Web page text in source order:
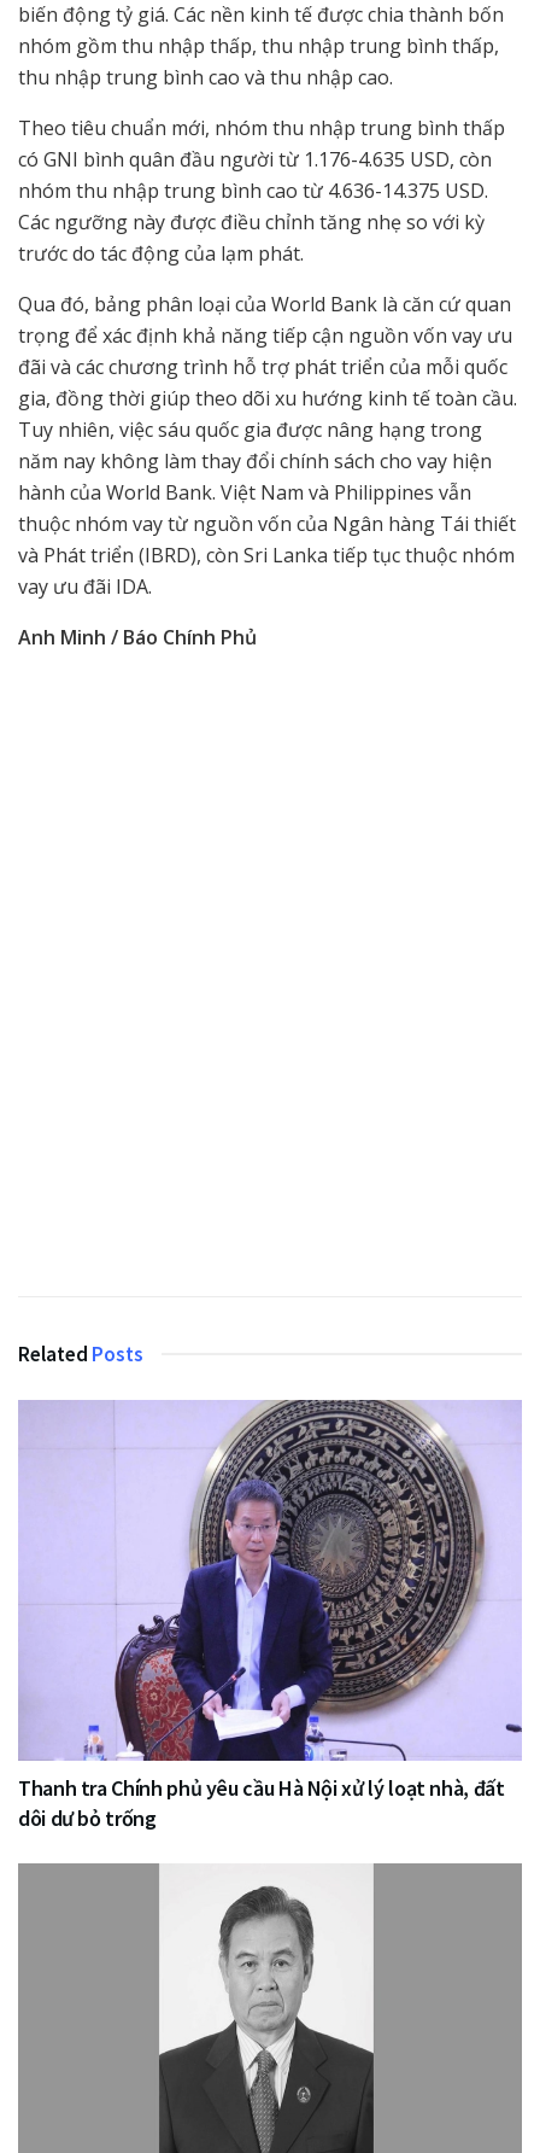
biến động tỷ giá. Các nền kinh tế được chia thành bốn
nhóm gồm thu nhập thấp, thu nhập trung bình thấp,
thu nhập trung bình cao và thu nhập cao.
Theo tiêu chuẩn mới, nhóm thu nhập trung bình thấp
có GNI bình quân đầu người từ 1.176-4.635 USD, còn
nhóm thu nhập trung bình cao từ 4.636-14.375 USD.
Các ngưỡng này được điều chỉnh tăng nhẹ so với kỳ
trước do tác động của lạm phát.
Qua đó, bảng phân loại của World Bank là căn cứ quan
trọng để xác định khả năng tiếp cận nguồn vốn vay ưu
đãi và các chương trình hỗ trợ phát triển của mỗi quốc
gia, đồng thời giúp theo dõi xu hướng kinh tế toàn cầu.
Tuy nhiên, việc sáu quốc gia được nâng hạng trong
năm nay không làm thay đổi chính sách cho vay hiện
hành của World Bank. Việt Nam và Philippines vẫn
thuộc nhóm vay từ nguồn vốn của Ngân hàng Tái thiết
và Phát triển (IBRD), còn Sri Lanka tiếp tục thuộc nhóm
vay ưu đãi IDA.
Anh Minh / Báo Chính Phủ
Related Posts
Thanh tra Chính phủ yêu cầu Hà Nội xử lý loạt nhà, đất
dôi dư bỏ trống